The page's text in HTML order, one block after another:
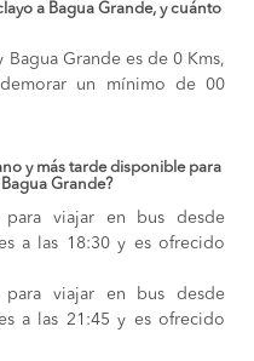
a Bagua Grande, y cuánto
Bagua Grande es de 0 Kms,
un mínimo de 00
y más tarde disponible para
Grande?
para viajar en bus desde
a las 18:30 y es ofrecido
para viajar en bus desde
a las 21:45 y es ofrecido